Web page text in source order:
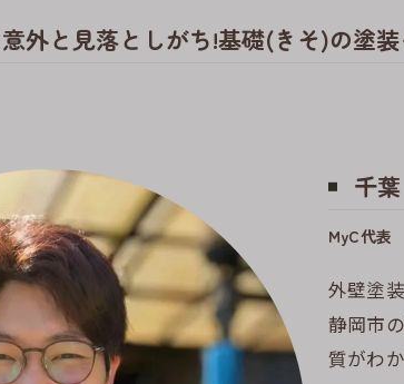
意外と見落としがち!基礎(きそ)の塗
千
MyC代表
外壁塗
静岡市
質がわ